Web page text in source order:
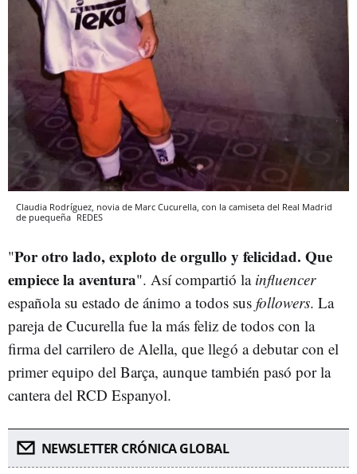
Claudia Rodríguez, novia de Marc Cucurella, con la camiseta del Real Madrid
de puequeña REDES
"Por otro lado, exploto de orgullo y felicidad. Que
empiece la aventura". Así compartió la influencer
española su estado de ánimo a todos sus followers. La
pareja de Cucurella fue la más feliz de todos con la
firma del carrilero de Alella, que llegó a debutar con el
primer equipo del Barça, aunque también pasó por la
cantera del RCD Espanyol.
NEWSLETTER CRÓNICA GLOBAL